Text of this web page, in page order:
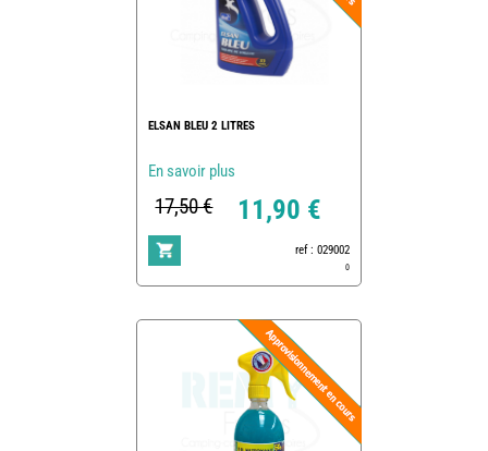
ELSAN BLEU 2 LITRES
En savoir plus
17,50 € 11,90 €
ref : 029002
0